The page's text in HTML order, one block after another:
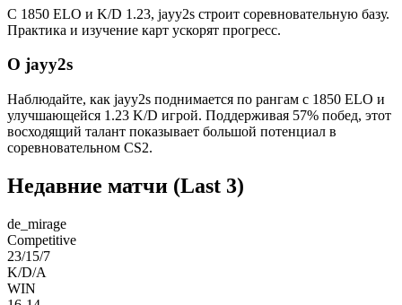
С 1850 ELO и K/D 1.23, jayy2s строит соревновательную базу.
Практика и изучение карт ускорят прогресс.
О jayy2s
Наблюдайте, как jayy2s поднимается по рангам с 1850 ELO и
улучшающейся 1.23 K/D игрой. Поддерживая 57% побед, этот
восходящий талант показывает большой потенциал в
соревновательном CS2.
Недавние матчи (Last 3)
de_mirage
Competitive
23/15/7
K/D/A
WIN